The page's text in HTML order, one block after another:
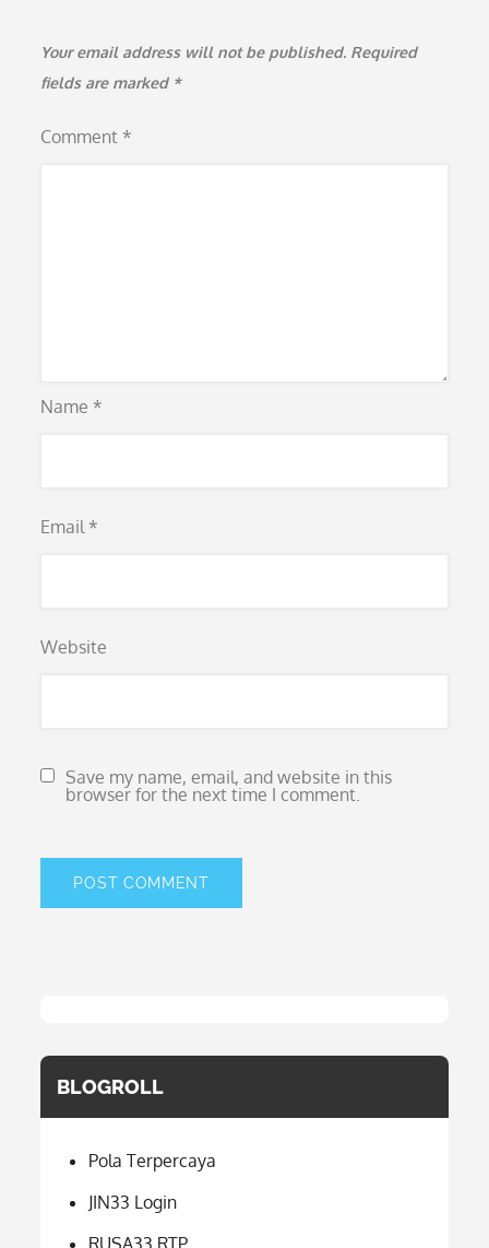
Your email address will not be published. Required
fields are marked *
Comment *
Name *
Email *
Website
Save my name, email, and website in this
browser for the next time I comment.
BLOGROLL
Pola Terpercaya
JIN33 Login
RUSA33 RTP